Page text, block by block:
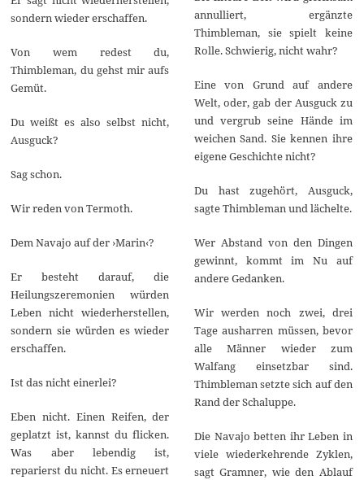
sondern wieder erschaffen.
Von wem redest du,
Thimbleman, du gehst mir aufs
Gemüt.
Du weißt es also selbst nicht,
Ausguck?
Sag schon.
Wir reden von Termoth.
Dem Navajo auf der ›Marin‹?
Er besteht darauf, die
Heilungszeremonien würden
Leben nicht wiederherstellen,
sondern sie würden es wieder
erschaffen.
Ist das nicht einerlei?
Eben nicht. Einen Reifen, der
geplatzt ist, kannst du flicken.
Was aber lebendig ist,
reparierst du nicht. Es erneuert
annulliert, ergänzte
Thimbleman, sie spielt keine
Rolle. Schwierig, nicht wahr?
Eine von Grund auf andere
Welt, oder, gab der Ausguck zu
und vergrub seine Hände im
weichen Sand. Sie kennen ihre
eigene Geschichte nicht?
Du hast zugehört, Ausguck,
sagte Thimbleman und lächelte.
Wer Abstand von den Dingen
gewinnt, kommt im Nu auf
andere Gedanken.
Wir werden noch zwei, drei
Tage ausharren müssen, bevor
alle Männer wieder zum
Walfang einsetzbar sind.
Thimbleman setzte sich auf den
Rand der Schaluppe.
Die Navajo betten ihr Leben in
viele wiederkehrende Zyklen,
sagt Gramner, wie den Ablauf